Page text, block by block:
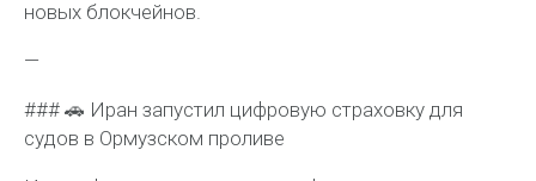
новых блокчейнов.
—
### 🚗 Иран запустил цифровую страховку для
судов в Ормузском проливе